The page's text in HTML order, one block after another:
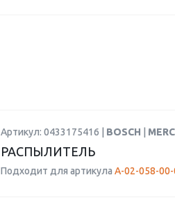
Артикул: 0433175416 | BOSCH
РАСПЫЛИТЕЛЬ
Подходит для артикула А-02-058-